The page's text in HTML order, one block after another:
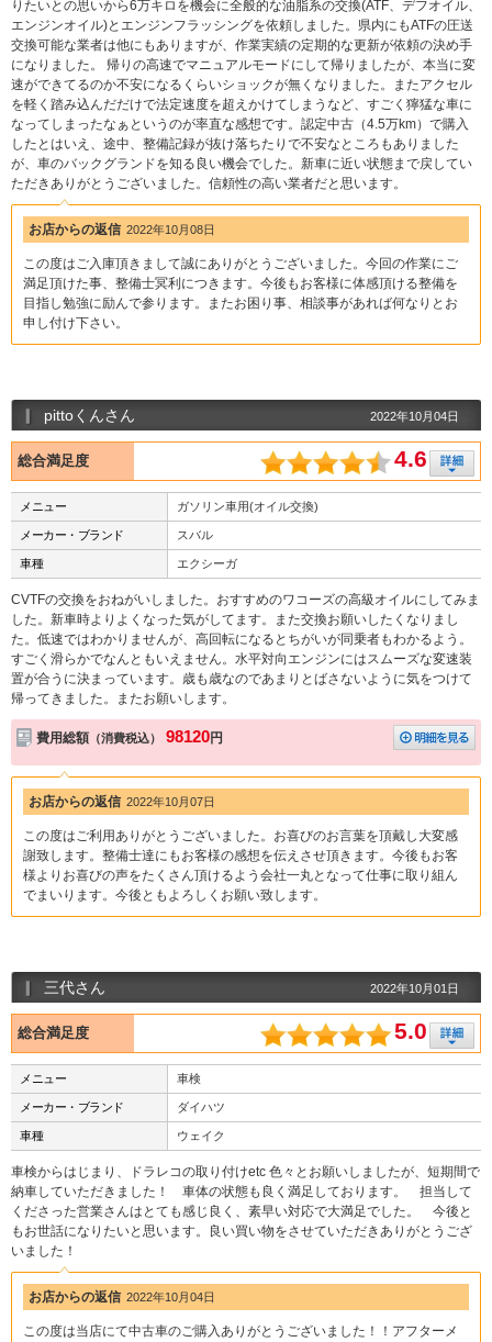
りたいとの思いから6万キロを機会に全般的な油脂系の交換(ATF、デフオイル、
エンジンオイル)とエンジンフラッシングを依頼しました。県内にもATFの圧送
交換可能な業者は他にもありますが、作業実績の定期的な更新が依頼の決め手
になりました。 帰りの高速でマニュアルモードにして帰りましたが、本当に変
速ができてるのか不安になるくらいショックが無くなりました。またアクセル
を軽く踏み込んだだけで法定速度を超えかけてしまうなど、すごく獰猛な車に
なってしまったなぁというのが率直な感想です。認定中古（4.5万km）で購入
したとはいえ、途中、整備記録が抜け落ちたりで不安なところもありました
が、車のバックグランドを知る良い機会でした。新車に近い状態まで戻してい
ただきありがとうございました。信頼性の高い業者だと思います。
お店からの返信 2022年10月08日
この度はご入庫頂きまして誠にありがとうございました。今回の作業にご
満足頂けた事、整備士冥利につきます。今後もお客様に体感頂ける整備を
目指し勉強に励んで参ります。またお困り事、相談事があれば何なりとお
申し付け下さい。
pittoくんさん 2022年10月04日
総合満足度 4.6
メニュー ガソリン車用(オイル交換)
メーカー・ブランド スバル
車種 エクシーガ
CVTFの交換をおねがいしました。おすすめのワコーズの高級オイルにしてみま
した。新車時よりよくなった気がしてます。また交換お願いしたくなりまし
た。低速ではわかりませんが、高回転になるとちがいが同乗者もわかるよう。
すごく滑らかでなんともいえません。水平対向エンジンにはスムーズな変速装
置が合うに決まっています。歳も歳なのであまりとばさないように気をつけて
帰ってきました。またお願いします。
費用総額 （消費税込） 98120円
お店からの返信 2022年10月07日
この度はご利用ありがとうございました。お喜びのお言葉を頂戴し大変感
謝致します。整備士達にもお客様の感想を伝えさせ頂きます。今後もお客
様よりお喜びの声をたくさん頂けるよう会社一丸となって仕事に取り組ん
でまいります。今後ともよろしくお願い致します。
三代さん 2022年10月01日
総合満足度 5.0
メニュー 車検
メーカー・ブランド ダイハツ
車種 ウェイク
車検からはじまり、ドラレコの取り付けetc 色々とお願いしましたが、短期間で
納車していただきました！ 車体の状態も良く満足しております。 担当して
くださった営業さんはとても感じ良く、素早い対応で大満足でした。 今後と
もお世話になりたいと思います。良い買い物をさせていただきありがとうござ
いました！
お店からの返信 2022年10月04日
この度は当店にて中古車のご購入ありがとうございました！！アフターメ